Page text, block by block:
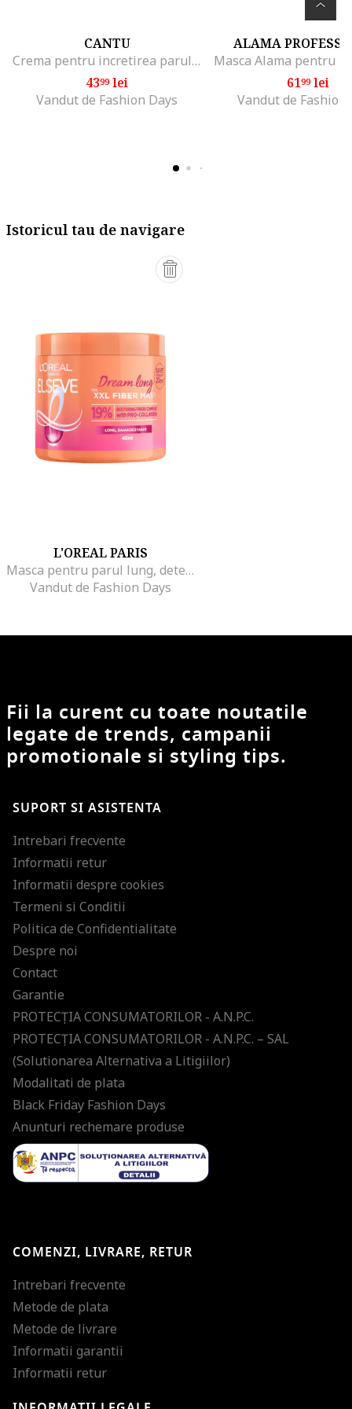
CANTU
Crema pentru incretirea parului cu cocos, 340g
4399lei
Vandut de Fashion Days
ALAMA
6199lei
Vandut de Fashion
Istoricul tau de navigare
L'OREAL PARIS
Masca pentru parul lung, deteriorat, Elseve Dream Long, XXL Fiber Mask, 400 ml
Vandut de Fashion Days
Fii la curent cu toate noutatile
legate de trends, campanii
promotionale si styling tips.
SUPORT SI ASISTENTA
Intrebari frecvente
Informatii retur
Informatii despre cookies
Termeni si Conditii
Politica de Confidentialitate
Despre noi
Contact
Garantie
PROTECŢIA CONSUMATORILOR - A.N.P.C.
PROTECŢIA CONSUMATORILOR - A.N.P.C. – SAL
(Solutionarea Alternativa a Litigiilor)
Modalitati de plata
Black Friday Fashion Days
Anunturi rechemare produse
COMENZI, LIVRARE, RETUR
Intrebari frecvente
Metode de plata
Metode de livrare
Informatii garantii
Informatii retur